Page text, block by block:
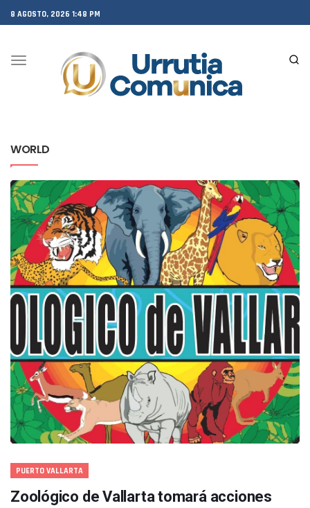
8 AGOSTO, 2026 1:48 PM
Toggle
navigation
WORLD
PUERTO VALLARTA
Zoológico de Vallarta tomará acciones